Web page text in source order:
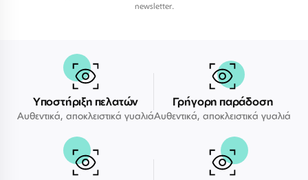
newsletter.
Υποστήριξη πελατών
Αυθεντικά, αποκλειστικά γυαλιά
Γρήγορη παράδοση
Αυθεντικά, αποκλειστικά γυαλιά